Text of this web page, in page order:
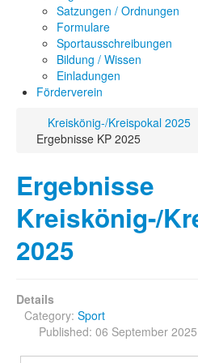
Satzungen / Ordnungen
Formulare
Sportausschreibungen
Bildung / Wissen
Einladungen
Förderverein
Kreiskönig-/Kreispokal 2025
Ergebnisse KP 2025
Ergebnisse
Kreiskönig-/
2025
Details
Category: Sport
Published: 06 September 2025